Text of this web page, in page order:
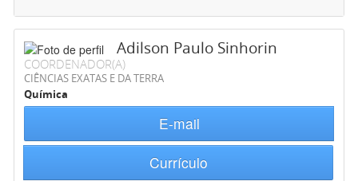
Adilson Paulo Sinhorin
COORDENADOR(A)
CIÊNCIAS EXATAS E DA TERRA
Química
E-mail
Currículo